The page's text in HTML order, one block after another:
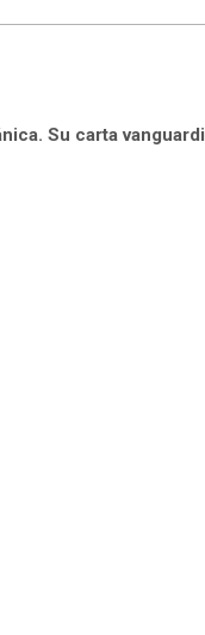
Su carta